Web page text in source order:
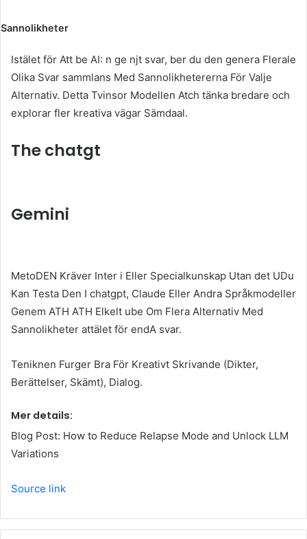
Sannolikheter
Istälet för Att be AI: n ge njt svar, ber du den genera Flerale
Olika Svar sammlans Med Sannolikhetererna För Valje
Alternativ. Detta Tvinsor Modellen Atch tänka bredare och
explorar fler kreativa vägar Sämdaal.
The chatgt
Gemini
MetoDEN Kräver Inter i Eller Specialkunskap Utan det UDu
Kan Testa Den I chatgpt, Claude Eller Andra Språkmodeller
Genem ATH ATH Elkelt ube Om Flera Alternativ Med
Sannolikheter attälet för endA svar.
Teniknen Furger Bra För Kreativt Skrivande (Dikter,
Berättelser, Skämt), Dialog.
Mer details:
Blog Post: How to Reduce Relapse Mode and Unlock LLM
Variations
Source link